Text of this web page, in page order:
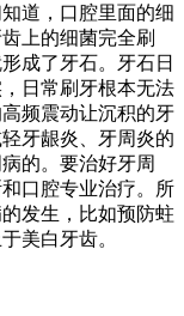
道，口腔里面的细
上的细菌完全刷
成了牙石。牙石日
日常刷牙根本无法
频震动让沉积的牙
牙龈炎、牙周炎的
的。要治好牙周
口腔专业治疗。所
发生，比如预防蛀
美白牙齿。